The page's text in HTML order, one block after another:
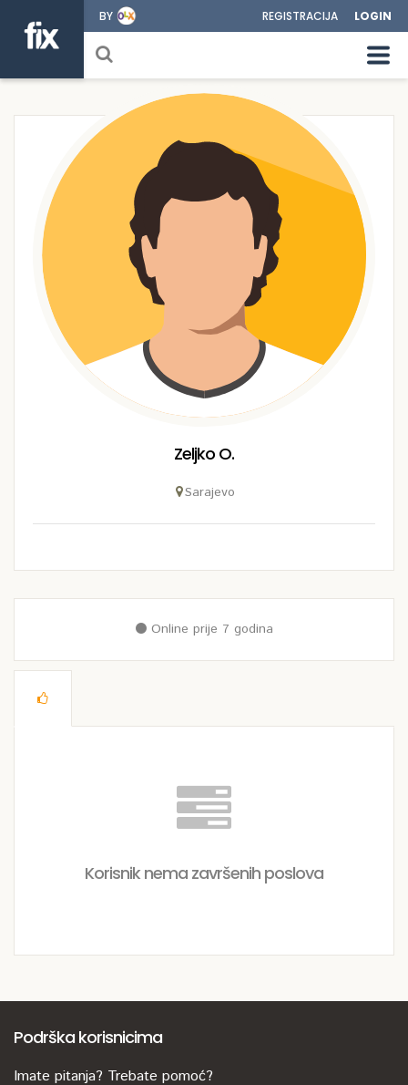
BY REGISTRACIJA LOGIN
Zeljko O.
Sarajevo
Online prije 7 godina
Korisnik nema završenih poslova
Podrška korisnicima
Imate pitanja? Trebate pomoć?